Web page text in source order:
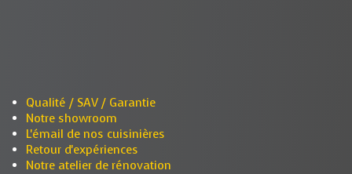
Qualité / SAV / Garantie
Notre showroom
L'émail de nos cuisinières
Retour d'expériences
Notre atelier de rénovation